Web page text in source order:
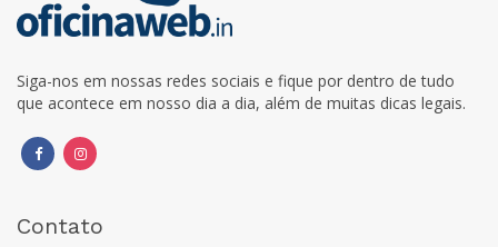
Siga-nos em nossas redes sociais e fique por dentro de tudo
que acontece em nosso dia a dia, além de muitas dicas legais.
Contato